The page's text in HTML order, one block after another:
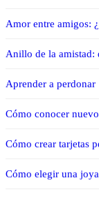
Amor entre amigos:
Anillo de la amistad:
Aprender a perdonar
Cómo conocer
Cómo crear tarjetas
Cómo elegir una